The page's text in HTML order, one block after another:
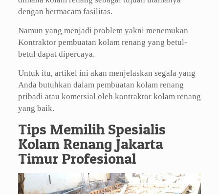
dengan bermacam fasilitas.
Namun yang menjadi problem yakni menemukan
Kontraktor pembuatan kolam renang yang betul-
betul dapat dipercaya.
Untuk itu, artikel ini akan menjelaskan segala yang
Anda butuhkan dalam pembuatan kolam renang
pribadi atau komersial oleh kontraktor kolam renang
yang baik.
Tips Memilih Spesialis
Kolam Renang Jakarta
Timur Profesional